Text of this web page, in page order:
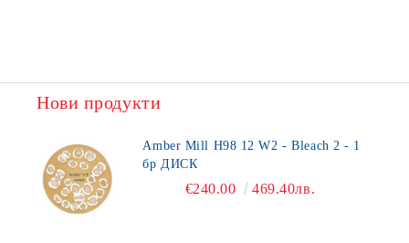
Нови продукти
Amber Mill H98 12 W2 - Bleach 2 - 1
бр ДИСК
€240.00 469.40лв.